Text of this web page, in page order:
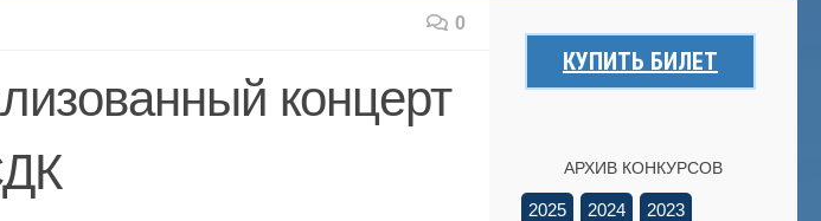
0
концерт
КУПИТЬ БИЛЕТ
АРХИВ КОНКУРСОВ
2025 2024 2023